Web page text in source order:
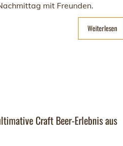
mit Freunden.
Weiterlesen
Craft Beer-Erlebnis aus